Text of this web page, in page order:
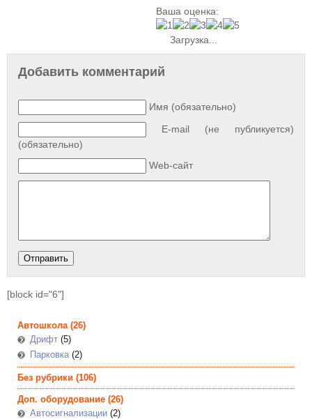
Ваша оценка:
Загрузка...
Добавить комментарий
Имя (обязательно)
E-mail (не публикуется)
(обязательно)
Web-сайт
[block id="6"]
Автошкола(26)
Дрифт (5)
Парковка(2)
Без рубрики (106)
Доп. оборудование (26)
Автосигнализации (2)